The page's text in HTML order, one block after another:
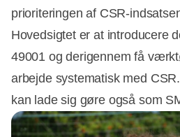
prioriteringen af CSR-
Hovedsigtet er at introducere
49001 og derigennem få
arbejde systematisk med
kan lade sig gøre også som